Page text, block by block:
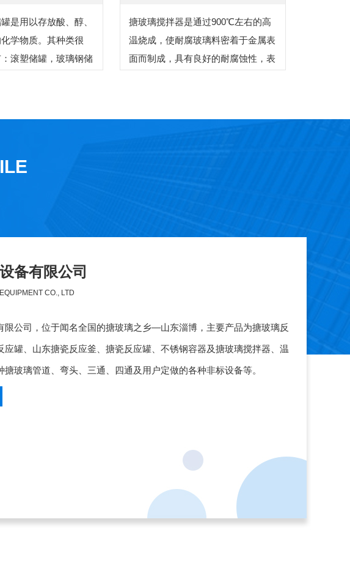
是用以存放酸、醇、
学物质。其种类很
滚塑储罐，玻璃钢储
搪玻璃搅拌器是通过900℃左右的高
温烧成，使耐腐玻璃料密着于金属表
面而制成，具有良好的耐腐蚀性，表
备有限公司
CO., LTD
限公司，位于闻名全国的搪玻璃之乡—山东淄博，主要产品为搪玻璃反
应罐、山东搪瓷反应釜、搪瓷反应罐、不锈钢容器及搪玻璃搅拌器、温
搪玻璃管道、弯头、三通、四通及用户定做的各种非标设备等。